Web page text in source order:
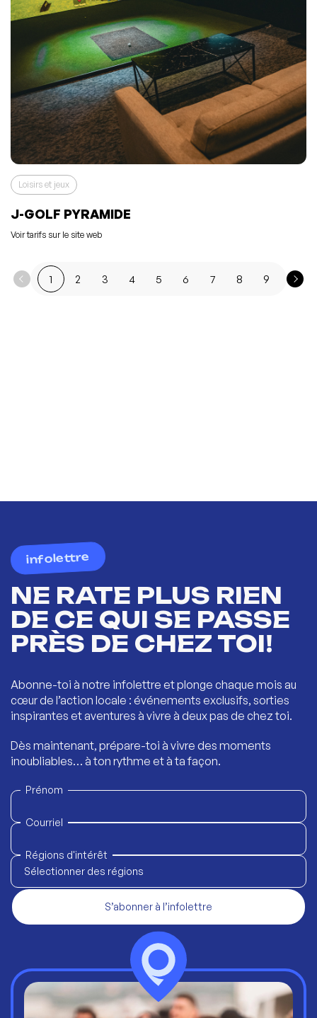
Loisirs et jeux
J-GOLF PYRAMIDE
Voir tarifs sur le site web
1 2 3 4 5 6 7 8 9
infolettre
NE RATE PLUS RIEN
DE CE QUI SE PASSE
PRÈS DE CHEZ TOI!
Abonne-toi à notre infolettre et plonge chaque mois au
cœur de l’action locale : événements exclusifs, sorties
inspirantes et aventures à vivre à deux pas de chez toi.
Dès maintenant, prépare-toi à vivre des moments
inoubliables… à ton rythme et à ta façon.
Prénom
Courriel
Régions d'intérêt
Sélectionner des régions
S’abonner à l’infolettre